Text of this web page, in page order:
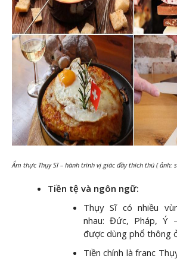
Ẩm thực Thụy Sĩ – hành trình vị giác đầy thích thú ( ảnh:
Tiền tệ và ngôn ngữ:
Thụy Sĩ có nhiều
nhau: Đức, Pháp, Ý
được dùng phổ thông
Tiền chính là franc